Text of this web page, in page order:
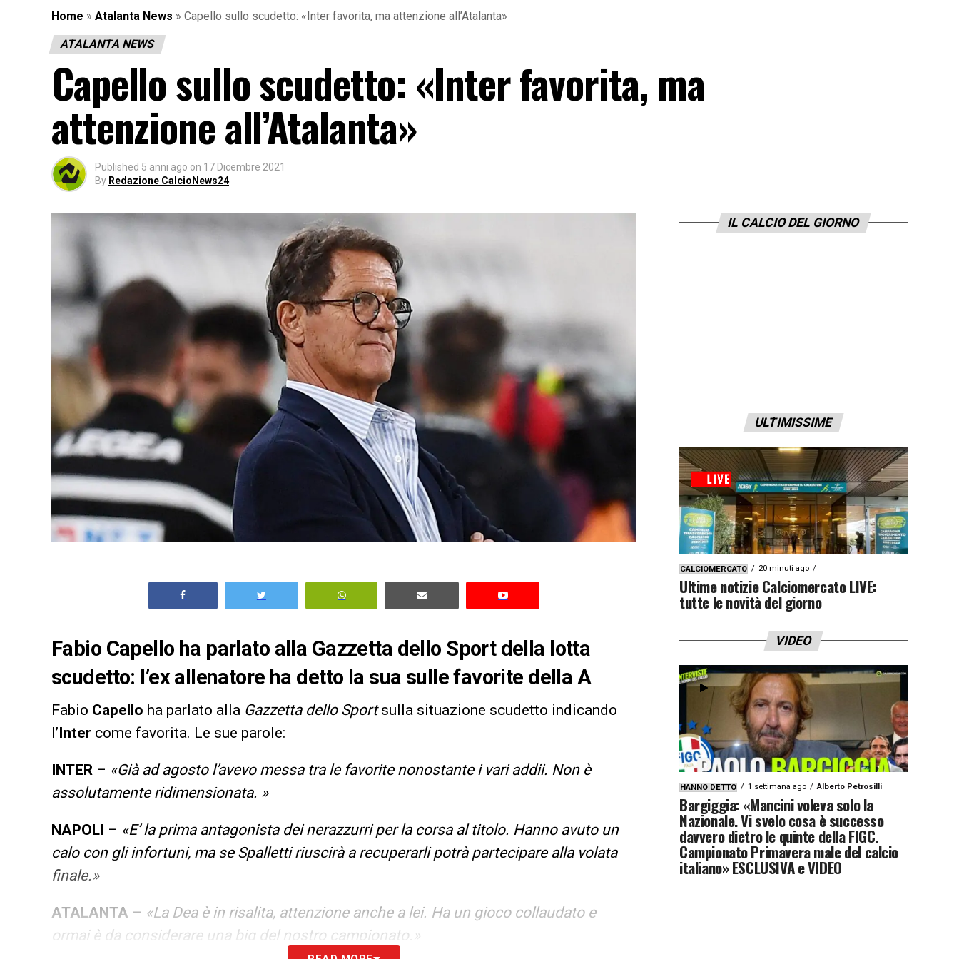
Home » Atalanta News » Capello sullo scudetto: «Inter favorita, ma attenzione all’Atalanta»
ATALANTA NEWS
Capello sullo scudetto: «Inter favorita, ma
attenzione all’Atalanta»
Published 5 anni ago on 17 Dicembre 2021
By Redazione CalcioNews24
Fabio Capello ha parlato alla Gazzetta dello Sport della lotta
scudetto: l’ex allenatore ha detto la sua sulle favorite della A
Fabio Capello ha parlato alla Gazzetta dello Sportsulla situazione scudetto indicando
l’Inter come favorita. Le sue parole:
INTER – «Già ad agosto l’avevo messa tra le favorite nonostante i vari addii. Non è
assolutamente ridimensionata. »
NAPOLI – «E’ la prima antagonista dei nerazzurri per la corsa al titolo. Hanno avuto un
calo con gli infortuni, ma se Spalletti riuscirà a recuperarli potrà partecipare alla volata
finale.»
ATALANTA – «La Dea è in risalita, attenzione anche a lei. Ha un gioco collaudato e
ormai è da considerare una big del nostro campionato.»
IL CALCIO DEL GIORNO
ULTIMISSIME
CALCIOMERCATO 20 minuti ago
Ultime notizie Calciomercato LIVE:
tutte le novità del giorno
VIDEO
HANNO DETTO 1 settimana ago Alberto Petrosilli
Bargiggia: «Mancini voleva solo la
Nazionale. Vi svelo cosa è successo
davvero dietro le quinte della FIGC.
Campionato Primavera male del calcio
italiano» ESCLUSIVA e VIDEO